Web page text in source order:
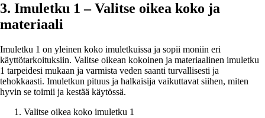
3. Imuletku 1 – Valitse oikea koko ja
materiaali
Imuletku 1 on yleinen koko imuletkuissa ja sopii moniin eri
käyttötarkoituksiin. Valitse oikean kokoinen ja materiaalinen imuletku
1 tarpeidesi mukaan ja varmista veden saanti turvallisesti ja
tehokkaasti. Imuletkun pituus ja halkaisija vaikuttavat siihen, miten
hyvin se toimii ja kestää käytössä.
Valitse oikea koko imuletku 1